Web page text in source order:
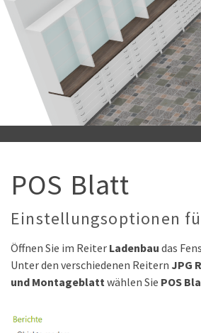
POS Blatt
Einstellungsoptionen
Öffnen Sie im Reiter Ladenbau das
Unter den verschiedenen Reitern JPG
und Montageblatt wählen Sie POS